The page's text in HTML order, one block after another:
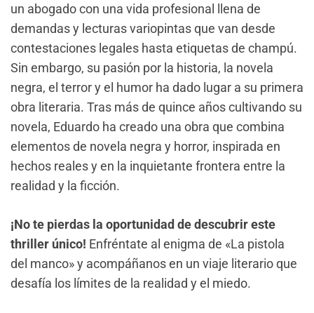
un abogado con una vida profesional llena de
demandas y lecturas variopintas que van desde
contestaciones legales hasta etiquetas de champú.
Sin embargo, su pasión por la historia, la novela
negra, el terror y el humor ha dado lugar a su primera
obra literaria. Tras más de quince años cultivando su
novela, Eduardo ha creado una obra que combina
elementos de novela negra y horror, inspirada en
hechos reales y en la inquietante frontera entre la
realidad y la ficción.
¡No te pierdas la oportunidad de descubrir este
thriller único! Enfréntate al enigma de «La pistola
del manco» y acompáñanos en un viaje literario que
desafía los límites de la realidad y el miedo.